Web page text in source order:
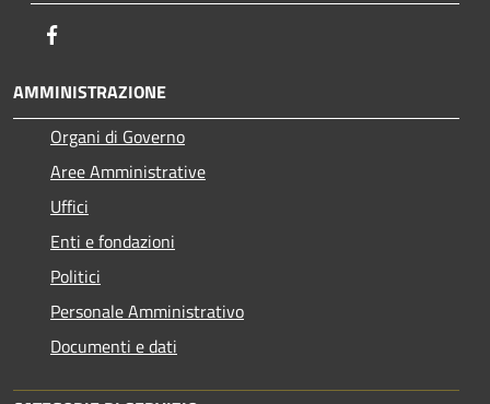
AMMINISTRAZIONE
Organi di Governo
Aree Amministrative
Uffici
Enti e fondazioni
Politici
Personale Amministrativo
Documenti e dati